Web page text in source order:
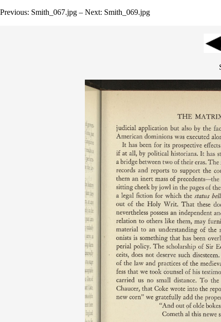
Previous: Smith_067.jpg – Next: Smith_069.jpg